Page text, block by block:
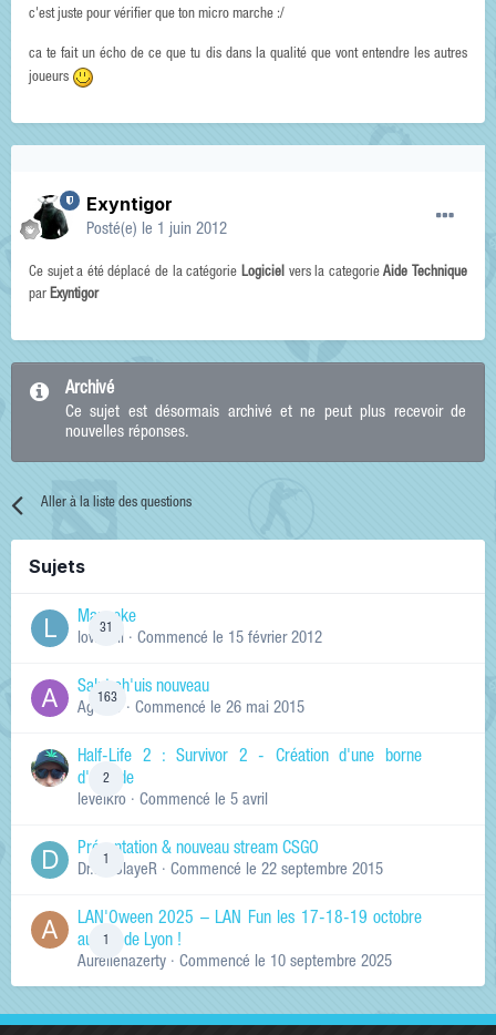
c'est juste pour vérifier que ton micro marche :/
ca te fait un écho de ce que tu dis dans la qualité que vont entendre les autres
joueurs
Exyntigor
Posté(e) le 1 juin 2012
Ce sujet a été déplacé de la catégorie Logicielvers la categorieAide Technique
par Exyntigor
Archivé
Ce sujet est désormais archivé et ne peut plus recevoir de
nouvelles réponses.
Aller à la liste des questions
Sujets
31
Manneke
lowskill · Commencé le 15 février 2012
163
Salut ch'uis nouveau
Ag0Nie · Commencé le 26 mai 2015
2
Half-Life 2 : Survivor 2 - Création d'une borne
d'arcade
levelkro · Commencé le 5 avril
Présentation & nouveau stream CSGO
Dr.KinSlayeR · Commencé le 22 septembre 2015
LAN'Oween 2025 – LAN Fun les 17-18-19 octobre
au sud de Lyon !
Aurelienazerty · Commencé le 10 septembre 2025